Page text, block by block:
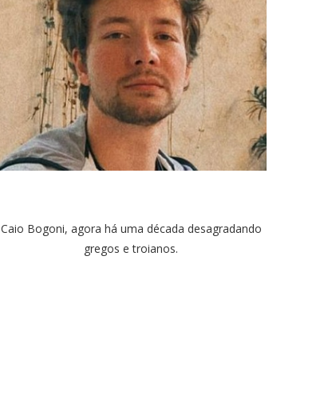
Caio Bogoni, agora há uma década desagradando
gregos e troianos.